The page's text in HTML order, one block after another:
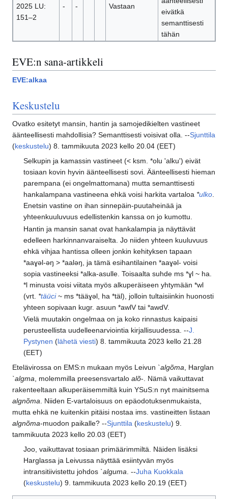
2025 LU:
151–2
- - Vastaan
eivätkä
semanttisesti
tähän
EVE:n sana-artikkeli
EVE:alkaa
Keskustelu
Ovatko esitetyt mansin, hantin ja samojedikielten vastineet
äänteellisesti mahdollisia? Semanttisesti voisivat olla. --Sjunttila
(keskustelu) 8. tammikuuta 2023 kello 20.04 (EET)
Selkupin ja kamassin vastineet (< ksm. *olu 'alku') eivät
tosiaan kovin hyvin äänteellisesti sovi. Äänteellisesti hieman
parempana (ei ongelmattomana) mutta semanttisesti
hankalampana vastineena ehkä voisi harkita vartaloa *ulko.
Enetsin vastine on ihan sinnepäin-puutaheinää ja
yhteenkuuluvuus edellistenkin kanssa on jo kumottu.
Hantin ja mansin sanat ovat hankalampia ja näyttävät
edelleen harkinnanvaraiselta. Jo niiden yhteen kuuluvuus
ehkä vihjaa hantissa olleen jonkin kehityksen tapaan
*aaɣəl-əŋ > *aaləŋ, ja tämä esihantilainen *aaɣəl- voisi
sopia vastineeksi *alka-asulle. Toisaalta suhde ms *ɣl ~ ha.
*l minusta voisi viitata myös alkuperäiseen yhtymään *wl
(vrt. *täüci~ ms *tääɣəl, ha *täl), jolloin tultaisiinkin huonosti
yhteen sopivaan kugr. asuun *awlV tai *awdV.
Vielä muutakin ongelmaa on ja koko rinnastus kaipaisi
perusteellista uudelleenarviointia kirjallisuudessa. --J.
Pystynen (lähetä viesti) 8. tammikuuta 2023 kello 21.28
(EET)
Etelävirossa on EMS:n mukaan myös Leivun `algõma , Harglan
`algma , molemmilla preesensvartalo alõ-. Nämä vaikuttavat
rakenteeltaan alkuperäisemmiltä kuin YSuS:n nyt mainitsema
algnõma . Niiden E-vartaloisuus on epäodotuksenmukaista,
mutta ehkä ne kuitenkin pitäisi nostaa ims. vastineitten listaan
algnõma-muodon paikalle? --Sjunttila (keskustelu) 9.
tammikuuta 2023 kello 20.03 (EET)
Joo, vaikuttavat tosiaan primäärimmiltä. Näiden lisäksi
Harglassa ja Leivussa näyttää esiintyvän myös
intransitiivistettu johdos `alguma . --Juha Kuokkala
(keskustelu) 9. tammikuuta 2023 kello 20.19 (EET)